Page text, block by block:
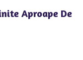
Aproape De